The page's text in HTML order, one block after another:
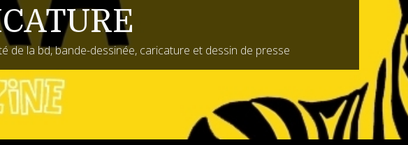
de la bd, bande-dessinée, caricature et dessin de presse